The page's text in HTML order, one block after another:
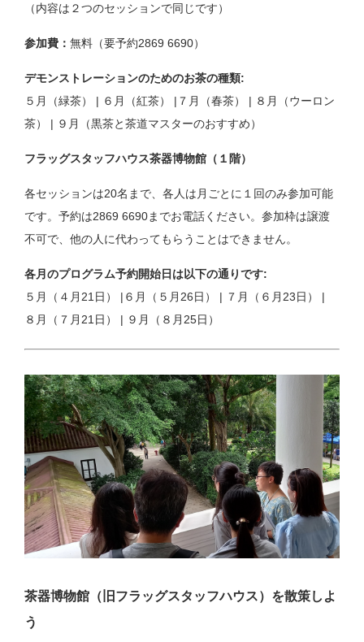
（内容は２つのセッションで同じです）
参加費：無料（要予約2869 6690）
デモンストレーションのためのお茶の種類:
５月（緑茶） | ６月（紅茶） |７月（春茶） | ８月（ウーロン
茶） | ９月（黒茶と茶道マスターのおすすめ）
フラッグスタッフハウス茶器博物館（１階）
各セッションは20名まで、各人は月ごとに１回のみ参加可能
です。予約は2869 6690までお電話ください。参加枠は譲渡
不可で、他の人に代わってもらうことはできません。
各月のプログラム予約開始日は以下の通りです:
５月（４月21日） |６月（５月26日） | ７月（６月23日） |
８月（７月21日） | ９月（８月25日）
茶器博物館（旧フラッグスタッフハウス）を散策しよ
う